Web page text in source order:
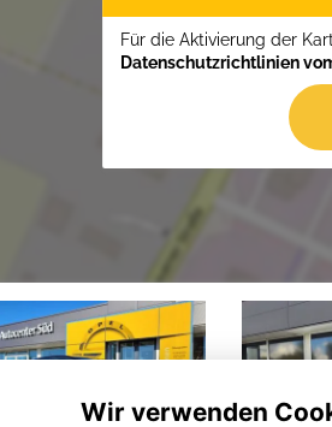
Für die Aktivierung der
Datenschutzrichtlinien
Wir verwenden